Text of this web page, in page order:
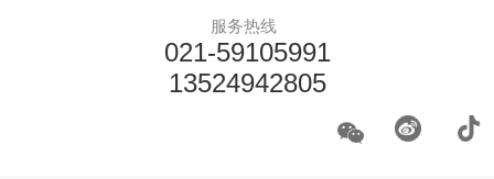
服务热线
021-59105991
13524942805